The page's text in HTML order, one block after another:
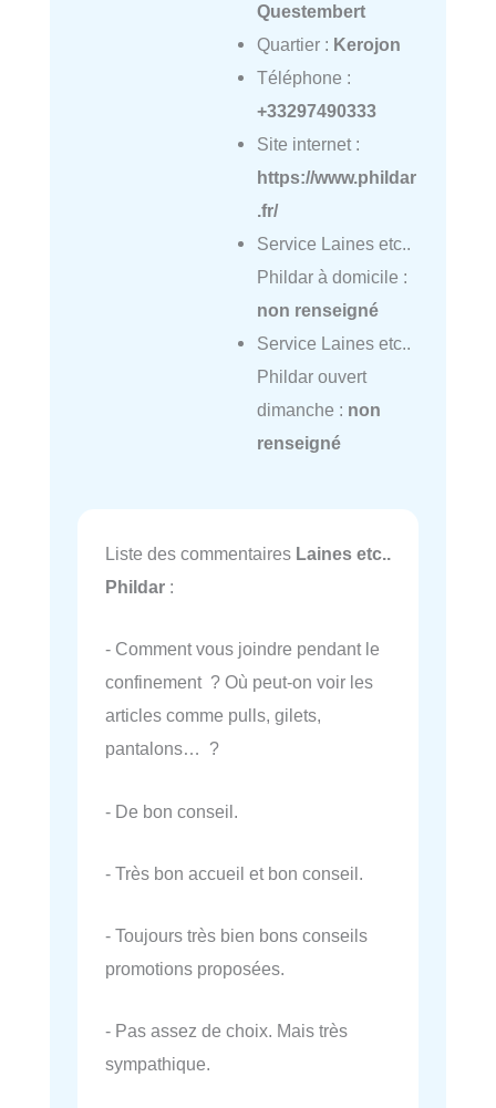
Questembert
Quartier : Kerojon
Téléphone :
+33297490333
Site internet :
https://www.phildar
.fr/
Service Laines etc..
Phildar à domicile :
non renseigné
Service Laines etc..
Phildar ouvert
dimanche : non
renseigné
Liste des commentaires Laines etc..
Phildar :
- Comment vous joindre pendant le
confinement ? Où peut-on voir les
articles comme pulls, gilets,
pantalons… ?
- De bon conseil.
- Très bon accueil et bon conseil.
- Toujours très bien bons conseils
promotions proposées.
- Pas assez de choix. Mais très
sympathique.